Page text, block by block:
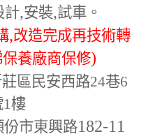
計,安裝,試車。
,改造完成再技術轉
養廠商保修)
區民安西路24巷6
1樓
份市東興路182-11